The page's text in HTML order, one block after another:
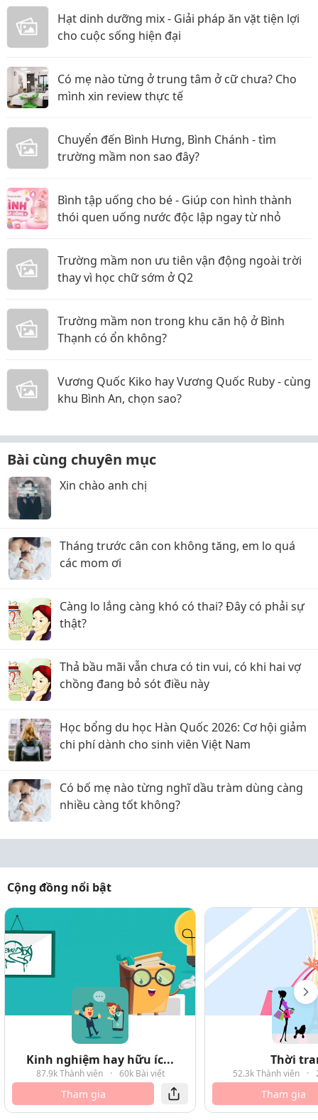
Hạt dinh dưỡng mix - Giải pháp ăn vặt tiện lợi
cho cuộc sống hiện đại
Có mẹ nào từng ở trung tâm ở cữ chưa? Cho
mình xin review thực tế
Chuyển đến Bình Hưng, Bình Chánh - tìm
trường mầm non sao đây?
Bình tập uống cho bé - Giúp con hình thành
thói quen uống nước độc lập ngay từ nhỏ
Trường mầm non ưu tiên vận động ngoài trời
thay vì học chữ sớm ở Q2
Trường mầm non trong khu căn hộ ở Bình
Thạnh có ổn không?
Vương Quốc Kiko hay Vương Quốc Ruby - cùng
khu Bình An, chọn sao?
Bài cùng chuyên mục
Xin chào anh chị
Tháng trước cân con không tăng, em lo quá
các mom ơi
Càng lo lắng càng khó có thai? Đây có phải sự
thật?
Thả bầu mãi vẫn chưa có tin vui, có khi hai vợ
chồng đang bỏ sót điều này
Học bổng du học Hàn Quốc 2026: Cơ hội giảm
chi phí dành cho sinh viên Việt Nam
Có bố mẹ nào từng nghĩ dầu tràm dùng càng
nhiều càng tốt không?
Cộng đồng nổi bật
Kinh nghiệm hay hữu íc...
87.9k Thành viên · 60k Bài viết
Tham gia
Thời
52.3k Thành viên ·
Tham gia